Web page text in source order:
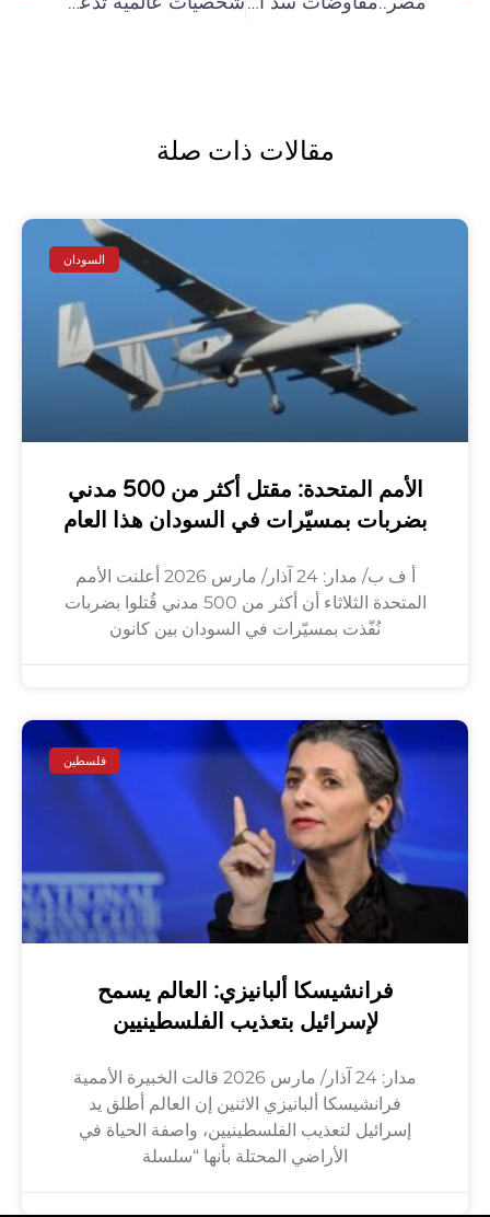
مقالات ذات صلة
السودان
الأمم المتحدة: مقتل أكثر من 500 مدني
بضربات بمسيّرات في السودان هذا العام
أ ف ب/ مدار: 24 آذار/ مارس 2026 أعلنت الأمم
المتحدة الثلاثاء أن أكثر من 500 مدني قُتلوا بضربات
نُفّذت بمسيّرات في السودان بين كانون
فلسطين
فرانشيسكا ألبانيزي: العالم يسمح
لإسرائيل بتعذيب الفلسطينيين
مدار: 24 آذار/ مارس 2026 قالت الخبيرة الأممية
فرانشيسكا ألبانيزي الاثنين إن العالم أطلق يد
إسرائيل لتعذيب الفلسطينيين، واصفة الحياة في
الأراضي المحتلة بأنها “سلسلة